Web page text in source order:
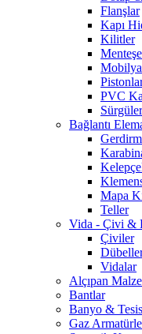
Flanşlar
Kapı
Kilitler
PVC
Sürgüler
Bağlantı
Mapa
Teller
Vida - Çivi &
Çiviler
Vidalar
Alçıpan
Bantlar
Banyo &
Gaz